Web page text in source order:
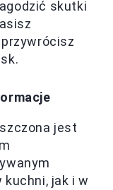
skutki
jest
kuchni, jak i w